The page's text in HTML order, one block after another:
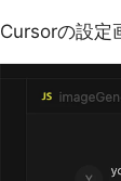
Cursorの設定